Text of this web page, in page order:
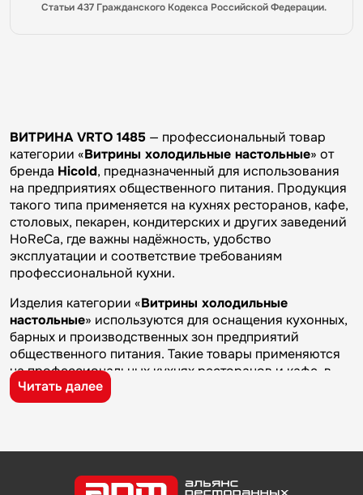
Статьи 437 Гражданского Кодекса Российской Федерации.
ВИТРИНА VRTO 1485 — профессиональный товар
категории «Витрины холодильные настольные» от
бренда Hicold, предназначенный для использования
на предприятиях общественного питания. Продукция
такого типа применяется на кухнях ресторанов, кафе,
столовых, пекарен, кондитерских и других заведений
HoReCa, где важны надёжность, удобство
эксплуатации и соответствие требованиям
профессиональной кухни.
Изделия категории «Витрины холодильные
настольные» используются для оснащения кухонных,
барных и производственных зон предприятий
общественного питания. Такие товары применяются
на профессиональных кухнях ресторанов и кафе, в
столовых, пекарнях, кондитерских и на пищевых
производствах, где требуется качественное
оборудования и кухонного инвентаря благодаря
Читать далее